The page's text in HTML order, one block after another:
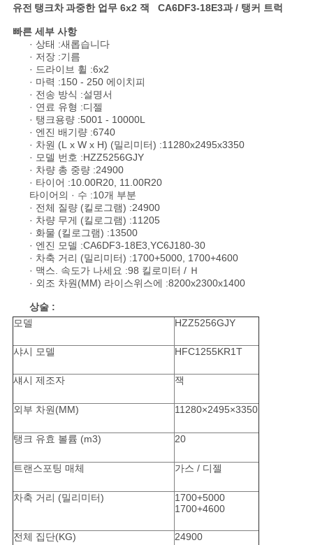
스
사
이
트
맵
개
인
유전 탱크차과중한 업무 6x2 잭 CA6DF3-18E3과 / 탱커 트럭
빠른 세부 사항
· 상태 :새롭습니다
· 저장 :기름
· 드라이브 휠 :6x2
· 마력 :150 - 250 에이치피
· 전송 방식 :설명서
· 연료 유형 :디젤
· 탱크용량 :5001 - 10000L
· 엔진 배기량 :6740
· 차원 (L x W x H) (밀리미터) :11280x2495x3350
· 모델 번호 :HZZ5256GJY
· 차량 총 중량 :24900
· 타이어 :10.00R20, 11.00R20
타이어의 · 수 :10개 부분
· 전체 질량 (킬로그램) :24900
· 차량 무게 (킬로그램) :11205
· 화물 (킬로그램) :13500
· 엔진 모델 :CA6DF3-18E3,YC6J180-30
· 차축 거리 (밀리미터) :1700+5000, 1700+4600
· 맥스. 속도가 나세요 :98 킬로미터 / Ｈ
· 외조 차원(MM) 라이스위스에 :8200x2300x1400
상술 :
모델
HZZ5256GJY
샤시 모델 HFC1255KR1T
섀시 제조자 잭
외부 차원(MM) 11280×2495×3350
탱크 유효 볼륨 (m3) 20
트랜스포팅 매체 가스 / 디젤
차축 거리 (밀리미터)
1700+5000
1700+4600
전체 집단(KG) 24900